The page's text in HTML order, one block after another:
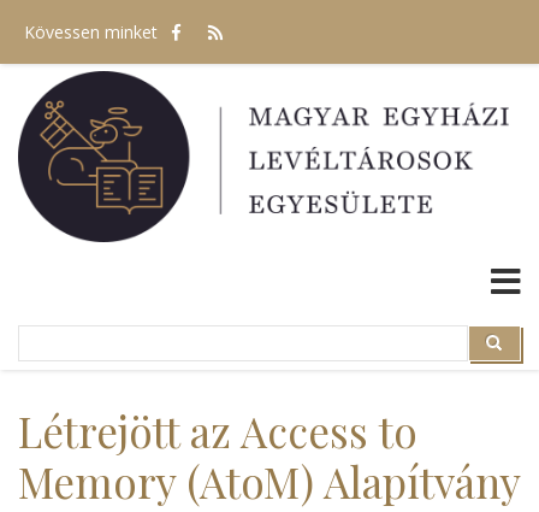
tartalomra
Kövessen minket
Search
Létrejött az Access to
Memory (AtoM) Alapítvány